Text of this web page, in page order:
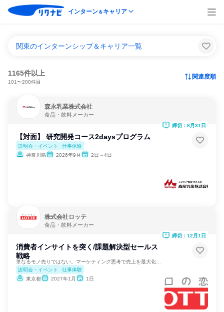
インターン＆キャリア
関東のインターンシップ＆キャリア一覧
1165件以上
101〜200件目
関連度順
森永乳業株式会社
食品・飲料メーカー
【対面】 研究開発コース2daysプログラム
説明会・イベント
仕事体験
神奈川県
2026年9月 2日～4日
締切：8月31日
株式会社ロッテ
食品・飲料メーカー
消費者インサイトを突く/課題解決型セールス
戦略
説明会・イベント
仕事体験
東京都
2027年1月 1日
締切：12月1日